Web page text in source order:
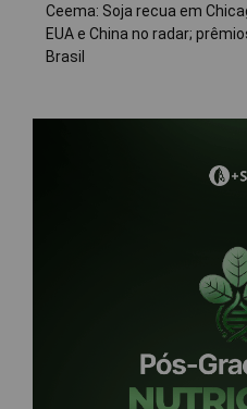
Ceema: Soja recua em
EUA e China no radar;
Brasil